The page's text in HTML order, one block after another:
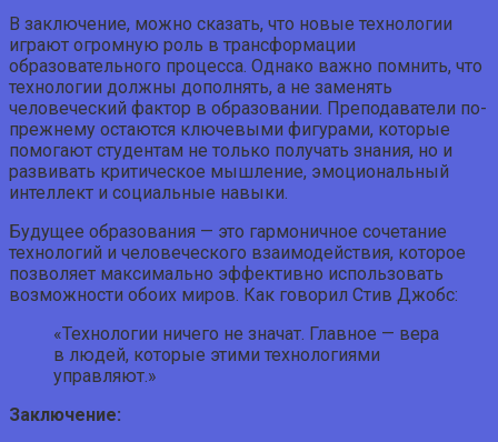
В заключение, можно сказать, что новые технологии
играют огромную роль в трансформации
образовательного процесса. Однако важно помнить, что
технологии должны дополнять, а не заменять
человеческий фактор в образовании. Преподаватели по-
прежнему остаются ключевыми фигурами, которые
помогают студентам не только получать знания, но и
развивать критическое мышление, эмоциональный
интеллект и социальные навыки.
Будущее образования — это гармоничное сочетание
технологий и человеческого взаимодействия, которое
позволяет максимально эффективно использовать
возможности обоих миров. Как говорил Стив Джобс:
«Технологии ничего не значат. Главное — вера
в людей, которые этими технологиями
управляют.»
Заключение: